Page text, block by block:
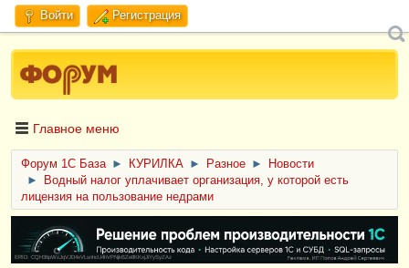
Войти Регистрация
Главное меню
Форум 1C База ► КУРИЛКА ► Разное ►
Новости
►
Водный налог уплачивает организация, у которой есть
лицензия на пользование недрами
ERID: CQH36pWzJqVJD4xVLsnhcU4hVPNjkBZe8KKxjJiYySyZAz